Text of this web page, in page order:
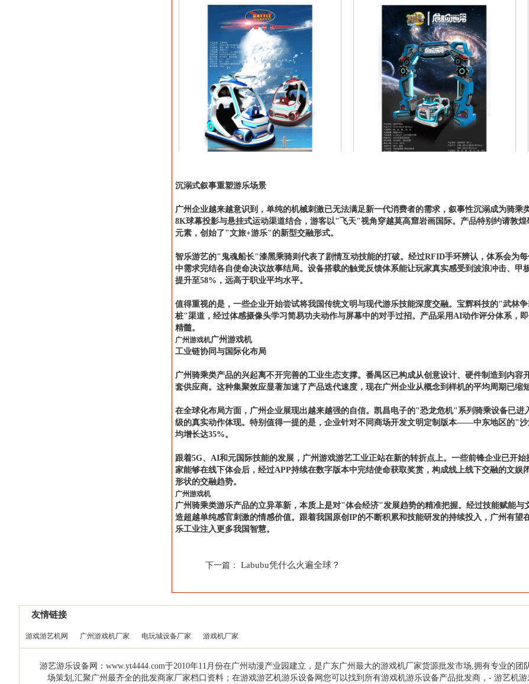
沉溺式叙事重塑游乐场景
广州企业越来越意识到，单纯的机械刺激已无法满足新一代消费者的需求，叙事性沉溺成为骑
8K球幕投影与悬挂式运动渠道结合，游客以"飞天"视角穿越莫高窟岩画国际。产品特别约请敦
元素，创始了"文旅+游乐"的新型交融形式。
智乐游艺的"鬼魂船长"漆黑乘骑则代表了剧情互动技能的打破。经过RFID手环辨认，体系会为
中需求完结各自使命决议故事结局。设备搭载的触觉反馈体系能让玩家真实感受到波浪冲击、
提升至58%，远高于职业平均水平。
值得重视的是，一些企业开始尝试将我国传统文明与现代游乐技能深度交融。宝辉科技的"武林
桩"渠道，经过体感摄像头学习简易功夫动作与屏幕中的对手过招。产品采用AI动作评分体系，
精髓。
广州游戏机广州游戏机
工业链协同与国际化布局
广州骑乘类产品的兴起离不开完善的工业生态支撑。番禺区已构成从创意设计、硬件制造到内
套供应商。这种集聚效应显著加速了产品迭代速度，现在广州企业从概念到样机的平均周期已缩
在全球化布局方面，广州企业展现出越来越强的自信。凯昌电子的"恐龙危机"系列骑乘设备已
级的真实动作体现。特别值得一提的是，企业针对不同商场开发文明定制版本——中东地区的"
均增长达35%。
跟着5G、AI和元国际技能的发展，广州游戏游艺工业正站在新的转折点上。一些前锋企业已开
家能够在线下体会后，经过APP持续在数字版本中完结使命获取奖赏，构成线上线下交融的文
形状的交融趋势。
广州游戏机
广州骑乘类游乐产品的立异革新，本质上是对"体会经济"发展趋势的精准把握。经过技能赋能
造超越单纯感官刺激的情感价值。跟着我国原创IP的不断积累和技能研发的持续投入，广州有
乐工业注入更多我国智慧。
下一篇： Labubu凭什么火遍全球？
友情链接
游戏游艺机网 广州游戏机厂家 电玩城设备厂家 游戏机厂家
游艺游乐设备网：www.yt4444.com于2010年11月份在广州动漫产业园建立，是广东广州最大的游戏机厂家货源批发市场,拥有专业的
场策划,汇聚广州最齐全的批发商家厂家档口资料；在游戏游艺机游乐设备网您可以找到所有游戏机游乐设备产品批发商，- 游艺机